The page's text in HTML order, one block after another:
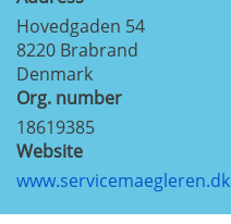
Hovedgaden 54
8220 Brabrand
Denmark
Org. number
18619385
Website
www.servicemaegleren.dk